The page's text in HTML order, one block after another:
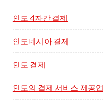
인도 4자간 결제
인도네시아 결제
인도 결제
인도의 결제 서비스 제공